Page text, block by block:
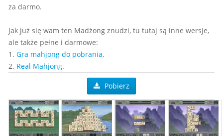
za darmo.
Jak już się wam ten Madżong znudzi, tu tutaj są inne wersje,
ale także pełne i darmowe:
1. Gra mahjong do pobrania,
2. Real Mahjong.
Pobierz